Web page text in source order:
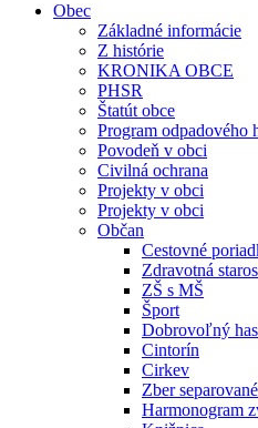
Obec
Základné informácie
Z histórie
KRONIKA OBCE
PHSR
Štatút obce
Program odpadového
Povodeň v obci
Civilná ochrana
Projekty v obci
Projekty v obci
Občan
Cestovné
Zdravotná
ZŠ s MŠ
Šport
Dobrovoľný
Cintorín
Cirkev
Zber
Harmonogram